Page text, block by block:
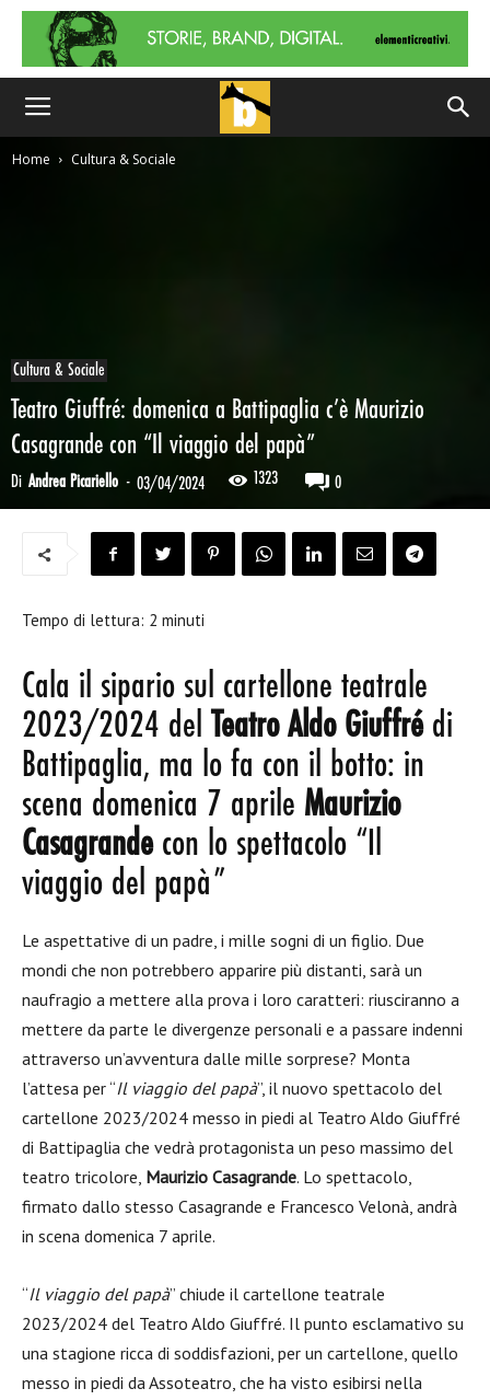
Home Cultura & Sociale
Cultura & Sociale
Teatro Giuffré: domenica a Battipaglia c’è Maurizio
Casagrande con “Il viaggio del papà”
Di Andrea Picariello - 03/04/2024 1323 0
Tempo di lettura: 2 minuti
Cala il sipario sul cartellone teatrale
2023/2024 del Teatro Aldo Giuffrédi
Battipaglia, ma lo fa con il botto: in
scena domenica 7 aprile Maurizio
Casagrandecon lo spettacolo “Il
viaggio del papà”
Le aspettative di un padre, i mille sogni di un figlio. Due
mondi che non potrebbero apparire più distanti, sarà un
naufragio a mettere alla prova i loro caratteri: riusciranno a
mettere da parte le divergenze personali e a passare indenni
attraverso un’avventura dalle mille sorprese? Monta
l’attesa per “Il viaggio del papà”, il nuovo spettacolo del
cartellone 2023/2024 messo in piedi al Teatro Aldo Giuffré
di Battipaglia che vedrà protagonista un peso massimo del
teatro tricolore, Maurizio Casagrande. Lo spettacolo,
firmato dallo stesso Casagrande e Francesco Velonà, andrà
in scena domenica 7 aprile.
“Il viaggio del papà” chiude il cartellone teatrale
2023/2024 del Teatro Aldo Giuffré. Il punto esclamativo su
una stagione ricca di soddisfazioni, per un cartellone, quello
messo in piedi da Assoteatro, che ha visto esibirsi nella